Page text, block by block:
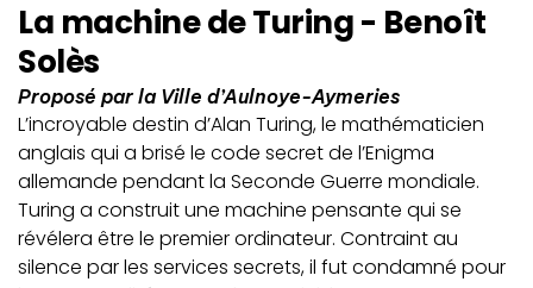
La machine de Turing - Benoît
Solès
Proposé par la Ville d’Aulnoye-Aymeries
L’incroyable destin d’Alan Turing, le mathématicien
anglais qui a brisé le code secret de l’Enigma
allemande pendant la Seconde Guerre mondiale.
Turing a construit une machine pensante qui se
révélera être le premier ordinateur. Contraint au
silence par les services secrets, il fut condamné pour